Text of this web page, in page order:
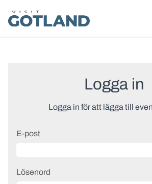
Visit Gotland
Logga in
Logga in för att lägga till
E-post
Lösenord